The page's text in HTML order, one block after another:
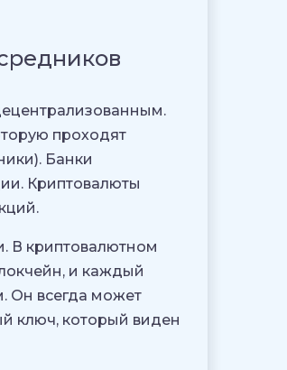
проходят
Банки
Криптовалюты
В криптовалютном
и каждый
Он всегда может
ключ, который виден